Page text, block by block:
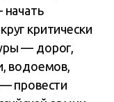
критически
— дорог,
водоемов,
провести